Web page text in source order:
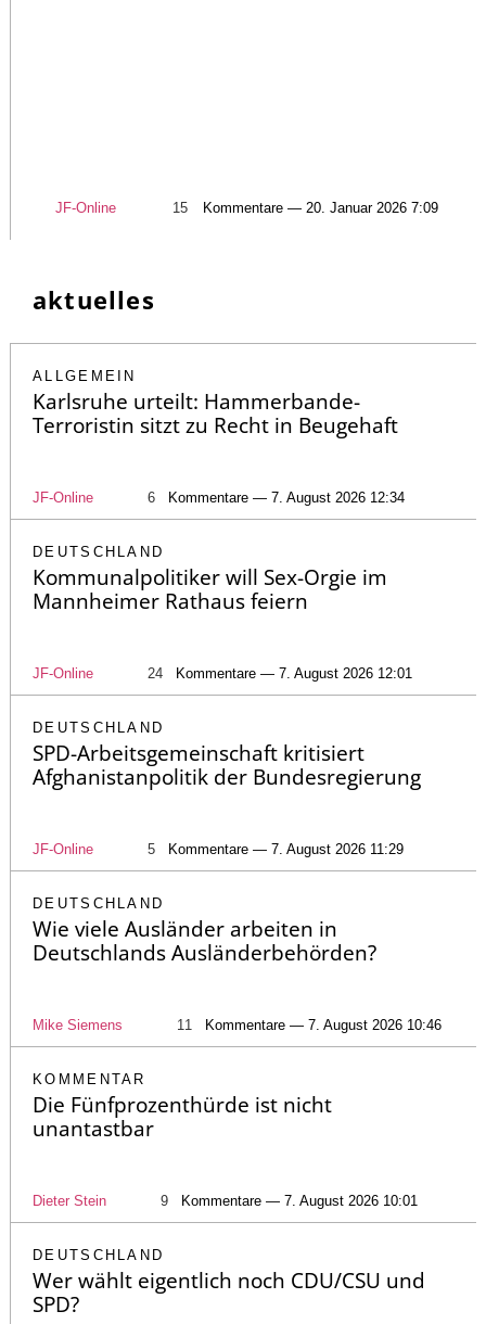
JF-Online 15 Kommentare — 20. Januar 2026 7:09
aktuelles
ALLGEMEIN
Karlsruhe urteilt: Hammerbande-
Terroristin sitzt zu Recht in Beugehaft
JF-Online 6 Kommentare — 7. August 2026 12:34
DEUTSCHLAND
Kommunalpolitiker will Sex-Orgie im
Mannheimer Rathaus feiern
JF-Online 24 Kommentare — 7. August 2026 12:01
DEUTSCHLAND
SPD-Arbeitsgemeinschaft kritisiert
Afghanistanpolitik der Bundesregierung
JF-Online 5 Kommentare — 7. August 2026 11:29
DEUTSCHLAND
Wie viele Ausländer arbeiten in
Deutschlands Ausländerbehörden?
Mike Siemens 11 Kommentare — 7. August 2026 10:46
KOMMENTAR
Die Fünfprozenthürde ist nicht
unantastbar
Dieter Stein 9 Kommentare — 7. August 2026 10:01
DEUTSCHLAND
Wer wählt eigentlich noch CDU/CSU und
SPD?